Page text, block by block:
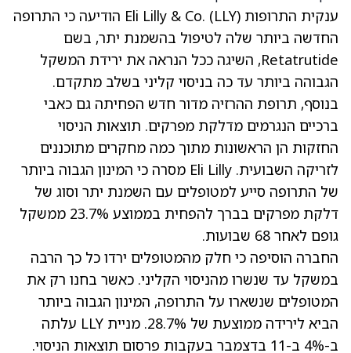
ענקית התרופות Eli Lilly & Co. (LLY)
הודיעה כי התרופה
החדשה ביותר שלה לטיפול בהשמנת יתר, בשם
Retatrutide, השיגה ככל הנראה את ירידת המשקל
הגבוהה ביותר עד כה בניסוי קליני בשלב מתקדם.
בנוסף, תרופת ההרזיה מדור חדש הפחיתה גם כאבי
ברכיים הנגרמים מדלקת מפרקים. תוצאות הניסוי
החזקות הן הראשונות מתוך כמה מחקרים מתוכננים
לזריקה השבועית. Eli Lilly מסרה כי המינון הגבוה ביותר
של התרופה סייע למטופלים עם השמנת יתר וסוג של
דלקת מפרקים בברך להפחית בממוצע 23.7% ממשקל
גופם לאחר 68 שבועות.
החברה הוסיפה כי חלק מהמטופלים ירדו כל כך הרבה
במשקל עד שנשרו מהניסוי הקליני. כאשר בחנו רק את
המטופלים שנשארו על התרופה, המינון הגבוה ביותר
הביא לירידה ממוצעת של 28.7%. מניית LLY עלתה
ב-4% ב-11 בדצמבר בעקבות פרסום תוצאות הניסוי.